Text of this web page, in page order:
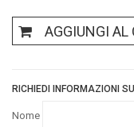
AGGIUNGI AL
RICHIEDI INFORMAZIONI
Nome